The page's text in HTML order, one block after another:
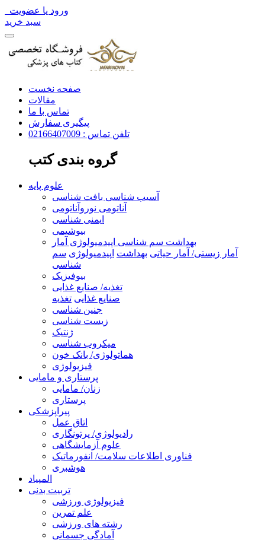
ورود یا عضویت
سبد خرید
صفحه نخست
مقالات
تماس با ما
پیگیری سفارش
تلفن تماس : 02166407009
گروه بندی کتب
علوم پایه
آسیب شناسی بافت شناسی
آناتومی نوروآناتومی
ایمنی شناسی
بیوشیمی
بهداشت سم شناسی اپیدمیولوژی آمار
آمار زیستی/ آمار حیاتی بهداشت اپیدمیولوژی سم
شناسی
بیوفیزیک
تغذیه/ صنایع غذایی
صنایع غذایی تغذیه
جنین شناسی
زیست شناسی
ژنتیک
میکروب شناسی
هماتولوژی/ بانک خون
فیزیولوژی
پرستاری و مامایی
زنان/ مامایی
پرستاری
پیراپزشکی
اتاق عمل
رادیولوژی/ پرتونگاری
علوم آزمایشگاهی
فناوری اطلاعات سلامت/ انفورماتیک
هوشبری
المپیاد
تربیت بدنی
فیزیولوژی ورزشی
علم تمرین
رشته های ورزشی
آمادگی جسمانی